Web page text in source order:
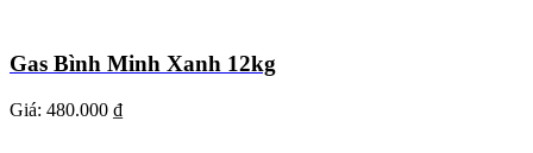
Gas Bình Minh Xanh 12kg
Giá: 480.000 ₫